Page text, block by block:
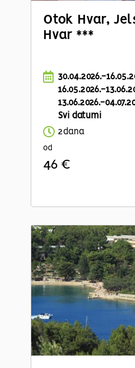
Otok Hvar,
Hvar ***
30.04.2026.-
16.05.2026.-
13.06.2026.-
Svi datumi
2dana
od
46 €